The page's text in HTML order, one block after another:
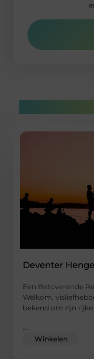
Deventer
Een Betoverende
Welkom,
bekend om zijn
Winkelen